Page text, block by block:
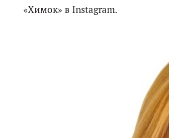
«Химок» в Instagram.